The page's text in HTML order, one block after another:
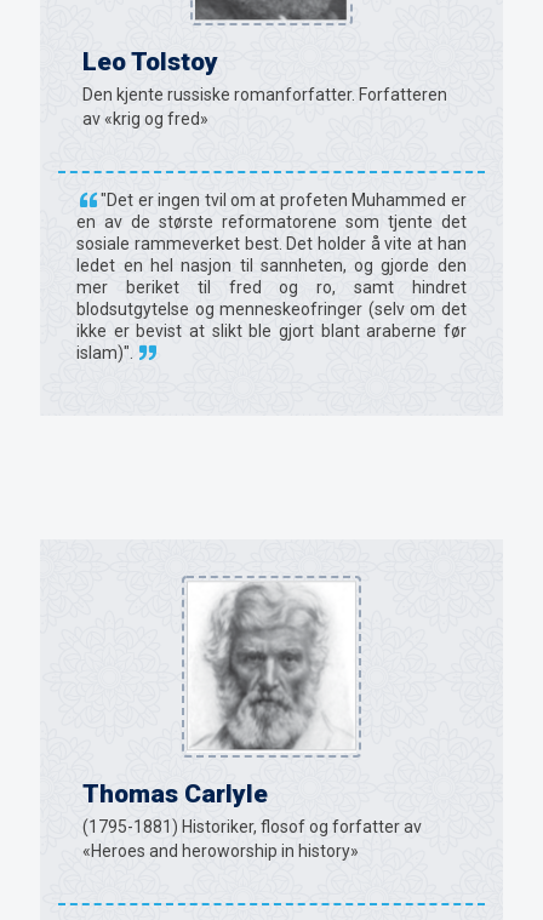
Leo Tolstoy
Den kjente russiske romanforfatter. Forfatteren
av «krig og fred»
"Det er ingen tvil om at profeten Muhammed er
en av de største reformatorene som tjente det
sosiale rammeverket best. Det holder å vite at han
ledet en hel nasjon til sannheten, og gjorde den
mer beriket til fred og ro, samt hindret
blodsutgytelse og menneskeofringer (selv om det
ikke er bevist at slikt ble gjort blant araberne før
islam)".
Thomas Carlyle
(1795-1881) Historiker, flosof og forfatter av
«Heroes and heroworship in history»